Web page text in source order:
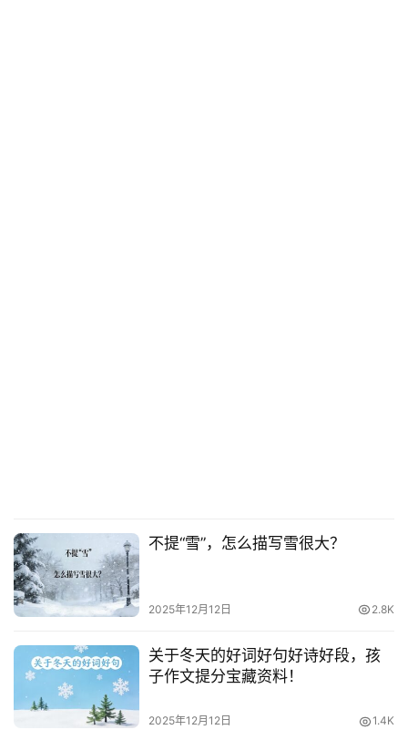
不提“雪”，怎么描写雪很大？
2025年12月12日 2.8K
关于冬天的好词好句好诗好段，孩
子作文提分宝藏资料！
2025年12月12日 1.4K